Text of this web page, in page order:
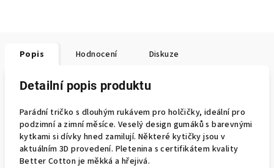
Popis Hodnocení Diskuze
Detailní popis produktu
Parádní tričko s dlouhým rukávem pro holčičky, ideální pro
podzimní a zimní měsíce. Veselý design gumáků s barevnými
kytkami si dívky hned zamilují. Některé kytičky jsou v
aktuálním 3D provedení. Pletenina s certifikátem kvality
Better Cotton je měkká a hřejivá.